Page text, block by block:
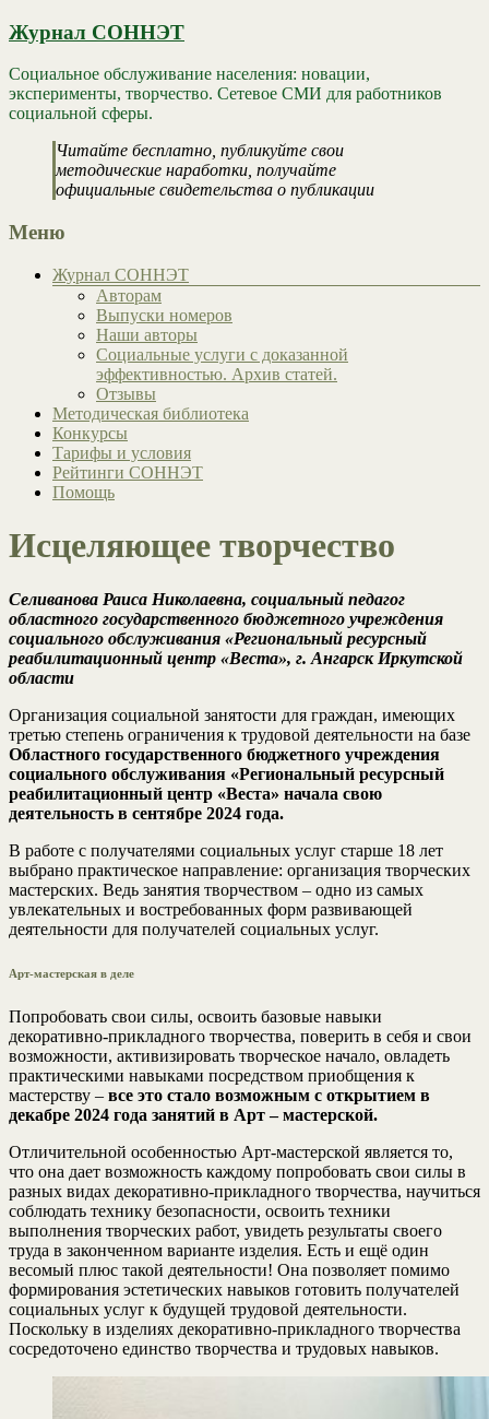
Журнал СОННЭТ
Социальное обслуживание населения: новации,
эксперименты, творчество. Сетевое СМИ для работников
социальной сферы.
Читайте бесплатно, публикуйте свои
методические наработки, получайте
официальные свидетельства о публикации
Меню
Журнал СОННЭТ
Авторам
Выпуски номеров
Наши авторы
Социальные услуги с доказанной
эффективностью. Архив статей.
Отзывы
Методическая библиотека
Конкурсы
Тарифы и условия
Рейтинги СОННЭТ
Помощь
Исцеляющее творчество
Селиванова Раиса Николаевна, социальный педагог
областного государственного бюджетного учреждения
социального обслуживания «Региональный ресурсный
реабилитационный центр «Веста», г. Ангарск Иркутской
области
Организация социальной занятости для граждан, имеющих
третью степень ограничения к трудовой деятельности на базе
Областного государственного бюджетного учреждения
социального обслуживания «Региональный ресурсный
реабилитационный центр «Веста» начала свою
деятельность в сентябре 2024 года.
В работе с получателями социальных услуг старше 18 лет
выбрано практическое направление: организация творческих
мастерских. Ведь занятия творчеством – одно из самых
увлекательных и востребованных форм развивающей
деятельности для получателей социальных услуг.
Арт-мастерская в деле
Попробовать свои силы, освоить базовые навыки
декоративно-прикладного творчества, поверить в себя и свои
возможности, активизировать творческое начало, овладеть
практическими навыками посредством приобщения к
мастерству – все это стало возможным с открытием в
декабре 2024 года занятий в Арт – мастерской.
Отличительной особенностью Арт-мастерской является то,
что она дает возможность каждому попробовать свои силы в
разных видах декоративно-прикладного творчества, научиться
соблюдать технику безопасности, освоить техники
выполнения творческих работ, увидеть результаты своего
труда в законченном варианте изделия. Есть и ещё один
весомый плюс такой деятельности! Она позволяет помимо
формирования эстетических навыков готовить получателей
социальных услуг к будущей трудовой деятельности.
Поскольку в изделиях декоративно-прикладного творчества
сосредоточено единство творчества и трудовых навыков.